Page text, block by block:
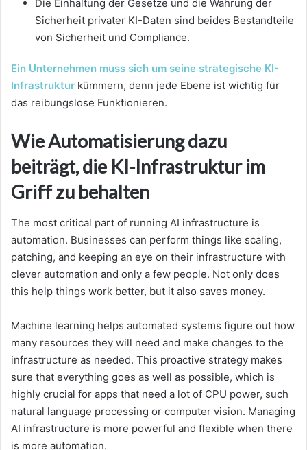
Die Einhaltung der Gesetze und die Wahrung der
Sicherheit privater KI-Daten sind beides Bestandteile
von Sicherheit und Compliance.
Ein Unternehmen muss sich um seine strategische KI-
Infrastruktur kümmern, denn jede Ebene ist wichtig für
das reibungslose Funktionieren.
Wie Automatisierung dazu
beiträgt, die KI-Infrastruktur im
Griff zu behalten
The most critical part of running AI infrastructure is
automation. Businesses can perform things like scaling,
patching, and keeping an eye on their infrastructure with
clever automation and only a few people. Not only does
this help things work better, but it also saves money.
Machine learning helps automated systems figure out how
many resources they will need and make changes to the
infrastructure as needed. This proactive strategy makes
sure that everything goes as well as possible, which is
highly crucial for apps that need a lot of CPU power, such
natural language processing or computer vision. Managing
AI infrastructure is more powerful and flexible when there
is more automation.